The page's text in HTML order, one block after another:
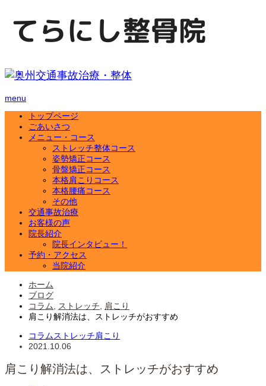
menu
トップページ
ごあいさつ
メニュー・コース
ストレッチ整体コース
姿勢矯正コース
骨盤矯正コース
本格肩こりコース
本格腰痛コース
その他
交通事故治療
お客様の声
院長紹介
院長インタビュー！
予約・アクセス
当院紹介
ホーム
ブログ
コラム
ストレッチ
肩こり
肩こり解消法は、ストレッチがおすすめ
コラムストレッチ肩こり
2021.10.06
肩こり解消法は、ストレッチがおすすめ